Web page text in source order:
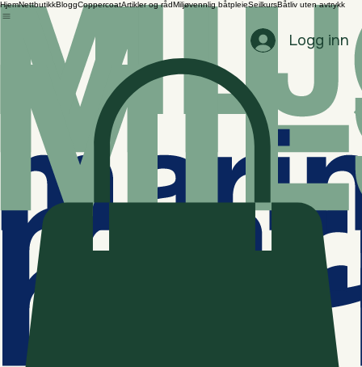
HjemNettbutikkBloggCoppercoatArtikler og rådMiljøvennlig båtpleieSeilkursBåtliv uten avtrykk
Logg inn